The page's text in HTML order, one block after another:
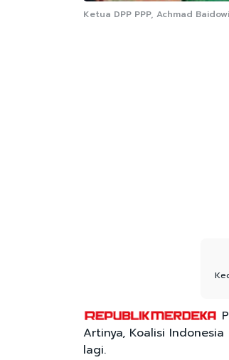
Ketua DPP PPP, Achmad
Artinya, Koalisi
lagi.